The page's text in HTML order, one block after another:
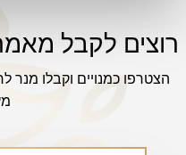
רוצים לקבל
הצטרפו כמנויים וקבלו מנר